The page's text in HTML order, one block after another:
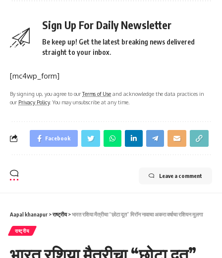
Sign Up For Daily Newsletter
Be keep up! Get the latest breaking news delivered
straight to your inbox.
[mc4wp_form]
By signing up, you agree to ourTerms of Use and acknowledge the data practices in
our Privacy Policy. You may unsubscribe at any time.
Facebook
Leave a comment
Aapal khanapur >राष्ट्रीय>भारत रशिया मैत्रीचा “छोटा दूत” मिरॉन नावाचा अकरा वर्षाचा रशियन मुलगा
राष्ट्रीय